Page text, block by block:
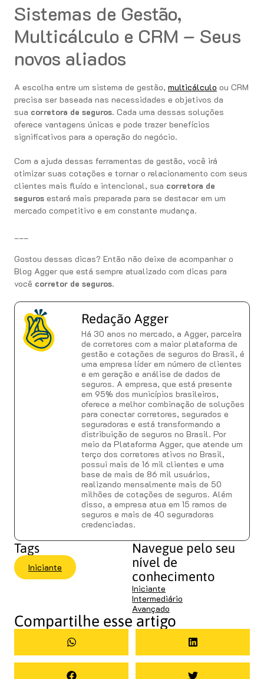
Sistemas de Gestão,
Multicálculo e CRM – Seus
novos aliados
A escolha entre um sistema de gestão, multicálculo ou CRM
precisa ser baseada nas necessidades e objetivos da
sua corretora de seguros. Cada uma dessas soluções
oferece vantagens únicas e pode trazer benefícios
significativos para a operação do negócio.
Com a ajuda dessas ferramentas de gestão, você irá
otimizar suas cotações e tornar o relacionamento com seus
clientes mais fluído e intencional, sua corretora de
seguros estará mais preparada para se destacar em um
mercado competitivo e em constante mudança.
Gostou dessas dicas? Então não deixe de acompanhar o
Blog Agger que está sempre atualizado com dicas para
você corretor de seguros.
Redação Agger
Há 30 anos no mercado, a Agger, parceira
de corretores com a maior plataforma de
gestão e cotações de seguros do Brasil, é
uma empresa líder em número de clientes
e em geração e análise de dados de
seguros. A empresa, que está presente
em 95% dos municípios brasileiros,
oferece a melhor combinação de soluções
para conectar corretores, segurados e
seguradoras e está transformando a
distribuição de seguros no Brasil. Por
meio da Plataforma Agger, que atende um
terço dos corretores ativos no Brasil,
possui mais de 16 mil clientes e uma
base de mais de 86 mil usuários,
realizando mensalmente mais de 50
milhões de cotações de seguros. Além
disso, a empresa atua em 15 ramos de
seguros e mais de 40 seguradoras
credenciadas.
Tags
Iniciante
Navegue pelo seu
nível de
conhecimento
Iniciante
Intermediário
Avançado
Compartilhe esse artigo